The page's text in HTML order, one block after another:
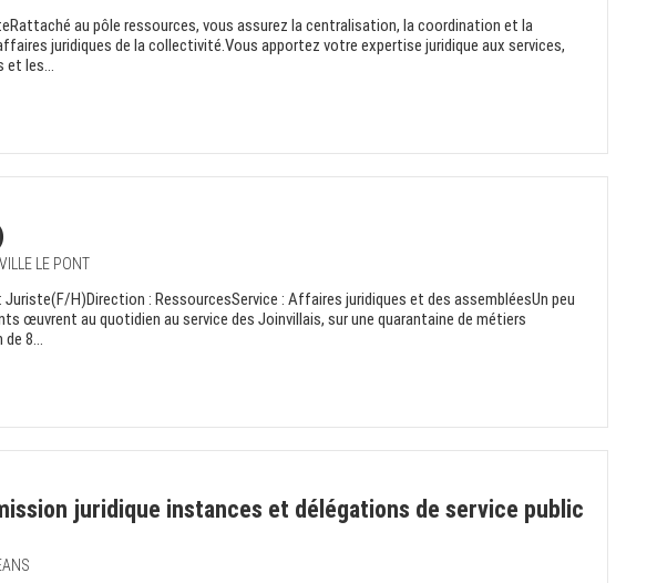
au pôle ressources, vous assurez la centralisation, la coordination et la
juridiques de la collectivité.Vous apportez votre expertise juridique aux services,
et les...
LE PONT
H)Direction : RessourcesService : Affaires juridiques et des assembléesUn peu
œuvrent au quotidien au service des Joinvillais, sur une quarantaine de métiers
8...
juridique instances et délégations de service public